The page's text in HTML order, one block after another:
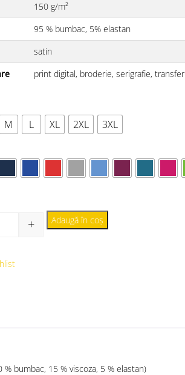
150 g/m²
95 % bumbac, 5% elastan
satin
print digital, broderie, serigrafie, transfer
M L XL 2XL 3XL
+ Adaugă în coș
bumbac, 15 % viscoza, 5 % elastan)